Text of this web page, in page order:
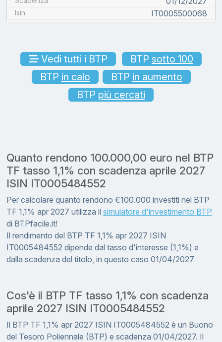
Isin IT0005500068
Vedi tutti i BTP BTP sotto 100
BTP in calo BTP in aumento
BTP più cercati
Quanto rendono 100.000,00 euro nel BTP
TF tasso 1,1% con scadenza aprile 2027
ISIN IT0005484552
Per calcolare quanto rendono €100.000 investiti nel BTP
TF 1,1% apr 2027 utilizza il simulatore d'investimento BTP
di BTPfacile.it!
Il rendimento del BTP TF 1,1% apr 2027 ISIN
IT0005484552 dipende dal tasso d'interesse (1,1%) e
dalla scadenza del titolo, in questo caso 01/04/2027
Cos'è il BTP TF tasso 1,1% con scadenza
aprile 2027 ISIN IT0005484552
Il BTP TF 1,1% apr 2027 ISIN IT0005484552 è un Buono
del Tesoro Poliennale (BTP) e scadenza 01/04/2027. Il